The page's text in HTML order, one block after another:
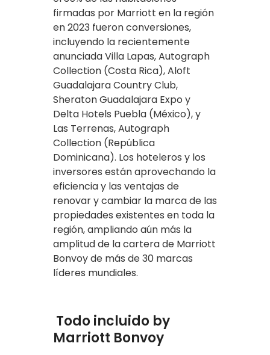
firmadas por Marriott en la región
en 2023 fueron conversiones,
incluyendo la recientemente
anunciada Villa Lapas, Autograph
Collection (Costa Rica), Aloft
Guadalajara Country Club,
Sheraton Guadalajara Expo y
Delta Hotels Puebla (México), y
Las Terrenas, Autograph
Collection (República
Dominicana). Los hoteleros y los
inversores están aprovechando la
eficiencia y las ventajas de
renovar y cambiar la marca de las
propiedades existentes en toda la
región, ampliando aún más la
amplitud de la cartera de Marriott
Bonvoy de más de 30 marcas
líderes mundiales.
Todo incluido by
Marriott Bonvoy